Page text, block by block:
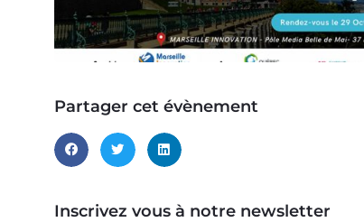
Partager cet évènement
Inscrivez vous à notre newsletter